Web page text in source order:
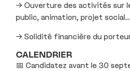
→ Ouverture des activités sur
public, animation, projet
→ Solidité financière du
CALENDRIER
📅 Candidatez avant le 30